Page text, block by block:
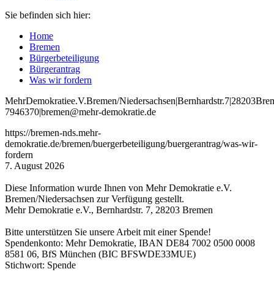
Sie befinden sich hier:
Home
Bremen
Bürgerbeteiligung
Bürgerantrag
Was wir fordern
MehrDemokratiee.V.Bremen/Niedersachsen|Bernhardstr.7|28203
7946370|bremen@mehr-demokratie.de
https://bremen-nds.mehr-
demokratie.de/bremen/buergerbeteiligung/buergerantrag/was-wir-
fordern
7. August 2026
Diese Information wurde Ihnen von Mehr Demokratie e.V.
Bremen/Niedersachsen zur Verfügung gestellt.
Mehr Demokratie e.V., Bernhardstr. 7, 28203 Bremen
Bitte unterstützen Sie unsere Arbeit mit einer Spende!
Spendenkonto: Mehr Demokratie, IBAN DE84 7002 0500 0008
8581 06, BfS München (BIC BFSWDE33MUE)
Stichwort: Spende